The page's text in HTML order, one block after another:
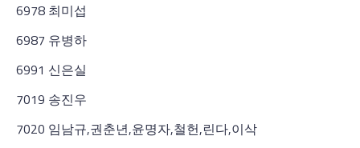
6978 최미섭
6987 유병하
6991 신은실
7019 송진우
7020 임남규,권춘년,윤명자,철헌,린다,이삭